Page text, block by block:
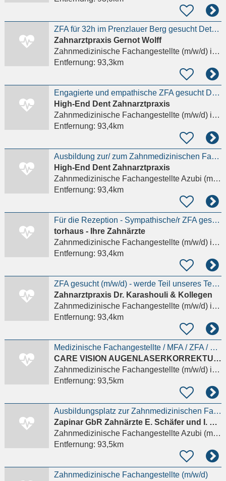
ZFA für 32h im Prenzlauer Berg gesucht Details anzeigen
Zahnarztpraxis Gernot Wolff
Zahnmedizinische Fachangestellte (m/w/d)in Berlin
Entfernung: 93,3km
Engagierte und empathische ZFA gesucht Details anzeigen
High-End Dent Zahnarztpraxis
Zahnmedizinische Fachangestellte (m/w/d)in Berlin, Mitte
Entfernung: 93,4km
Ausbildung zur/ zum Zahnmedizinischen Fachangestellten (m/w/d)
High-End Dent Zahnarztpraxis
Zahnmedizinische Fachangestellte Azubi (m/w/d)
Entfernung: 93,4km
Für die Rezeption - Sympathische/r ZFA gesucht I Moderne Praxis am HBF Details anzeigen
torhaus - Ihre Zahnärzte
Zahnmedizinische Fachangestellte (m/w/d)in Berlin, Mitte
Entfernung: 93,4km
ZFA gesucht (m/w/d) - werde Teil unseres Teams Details anzeigen
Zahnarztpraxis Dr. Karashouli & Kollegen
Zahnmedizinische Fachangestellte (m/w/d)in Berlin
Entfernung: 93,4km
Medizinische Fachangestellte / MFA / ZFA / GuK / OTA / Kr.-Schw. / AP (m/w/d) Berlin
CARE VISION AUGENLASERKORREKTUREN
Zahnmedizinische Fachangestellte (m/w/d)in Berlin
Entfernung: 93,5km
Ausbildungsplatz zur Zahnmedizinischen Fachangestellten (m,w,d) ab Sofort Details anzeigen
Zapinar GbR Zahnärzte E. Schäfer und I. Maaß
Zahnmedizinische Fachangestellte Azubi (m/w/d)
Entfernung: 93,5km
Zahnmedizinische Fachangestellte (m/w/d)